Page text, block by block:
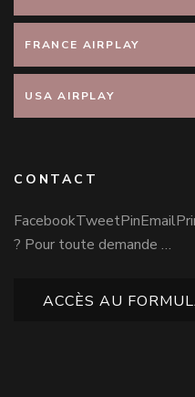
FRANCE AIRPLAY
USA AIRPLAY
CONTACT
? Pour toute demande …
ACCÈS AU